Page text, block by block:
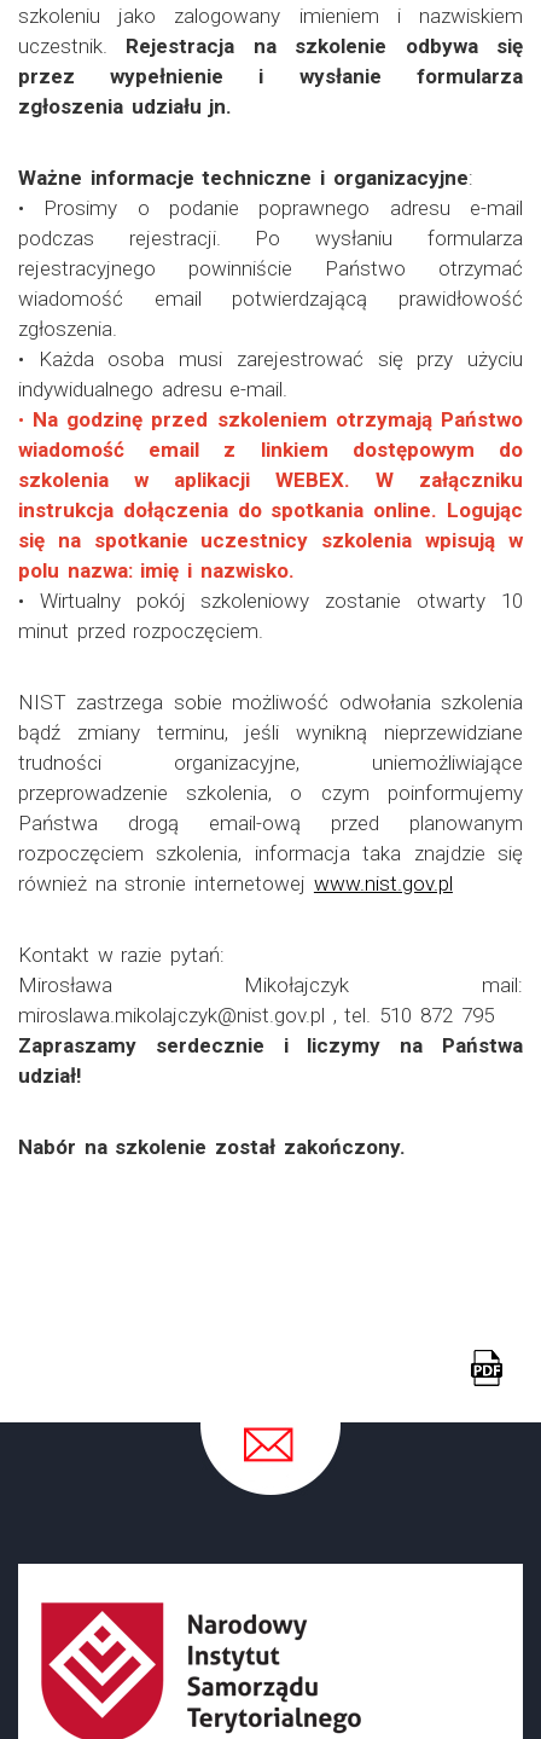
szkoleniu jako zalogowany imieniem i nazwiskiem
uczestnik. Rejestracja na szkolenie odbywa się
przez wypełnienie i wysłanie formularza
zgłoszenia udziału jn.
Ważne informacje techniczne i organizacyjne:
• Prosimy o podanie poprawnego adresu e-mail
podczas rejestracji. Po wysłaniu formularza
rejestracyjnego powinniście Państwo otrzymać
wiadomość email potwierdzającą prawidłowość
zgłoszenia.
• Każda osoba musi zarejestrować się przy użyciu
indywidualnego adresu e-mail.
• Na godzinę przed szkoleniem otrzymają Państwo
wiadomość email z linkiem dostępowym do
szkolenia w aplikacji WEBEX. W załączniku
instrukcja dołączenia do spotkania online. Logując
się na spotkanie uczestnicy szkolenia wpisują w
polu nazwa: imię i nazwisko.
• Wirtualny pokój szkoleniowy zostanie otwarty 10
minut przed rozpoczęciem.
NIST zastrzega sobie możliwość odwołania szkolenia
bądź zmiany terminu, jeśli wynikną nieprzewidziane
trudności organizacyjne, uniemożliwiające
przeprowadzenie szkolenia, o czym poinformujemy
Państwa drogą email-ową przed planowanym
rozpoczęciem szkolenia, informacja taka znajdzie się
również na stronie internetowej www.nist.gov.pl
Kontakt w razie pytań:
Mirosława Mikołajczyk mail:
miroslawa.mikolajczyk@nist.gov.pl , tel. 510 872 795
Zapraszamy serdecznie i liczymy na Państwa
udział!
Nabór na szkolenie został zakończony.